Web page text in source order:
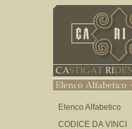
Elenco Alfabetico
CODICE DA VINCI